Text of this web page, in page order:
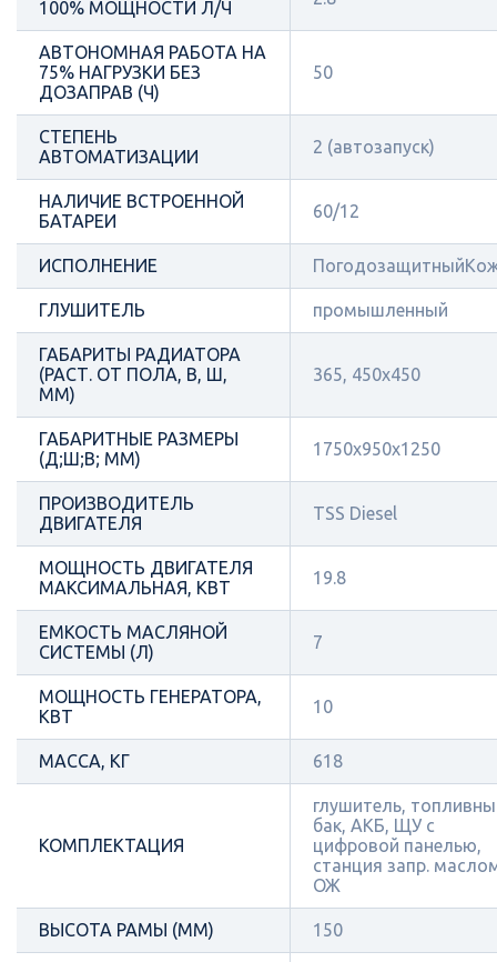
100% МОЩНОСТИ Л/Ч
АВТОНОМНАЯ РАБОТА НА
75% НАГРУЗКИ БЕЗ
ДОЗАПРАВ (Ч)
50
СТЕПЕНЬ
АВТОМАТИЗАЦИИ
2 (автозапуск)
НАЛИЧИЕ ВСТРОЕННОЙ
БАТАРЕИ
60/12
ИСПОЛНЕНИЕ
ГЛУШИТЕЛЬ промышленный
ГАБАРИТЫ РАДИАТОРА
(РАСТ. ОТ ПОЛА, В, Ш,
ММ)
365, 450x450
ГАБАРИТНЫЕ РАЗМЕРЫ
(Д;Ш;В; ММ)
1750x950x1250
ПРОИЗВОДИТЕЛЬ
ДВИГАТЕЛЯ
TSS Diesel
МОЩНОСТЬ ДВИГАТЕЛЯ
МАКСИМАЛЬНАЯ, КВТ
19.8
ЕМКОСТЬ МАСЛЯНОЙ
СИСТЕМЫ (Л)
7
МОЩНОСТЬ ГЕНЕРАТОРА,
КВТ
10
МАССА, КГ 618
КОМПЛЕКТАЦИЯ
глушитель,
бак, АКБ, ЩУ с
цифровой панелью,
станция запр.
ОЖ
ВЫСОТА РАМЫ (ММ) 150